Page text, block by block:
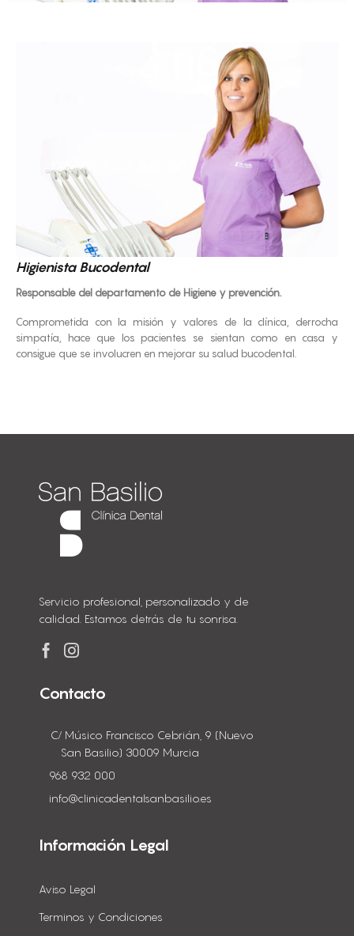
Higienista Bucodental
Responsable del departamento de Higiene y prevención.
Comprometida con la misión y valores de la clínica, derrocha
simpatía, hace que los pacientes se sientan como en casa y
consigue que se involucren en mejorar su salud bucodental.
Servicio profesional, personalizado y de
calidad. Estamos detrás de tu sonrisa.
Contacto
C/ Músico Francisco Cebrián, 9 (Nuevo
San Basilio) 30009 Murcia
968 932 000
info@clinicadentalsanbasilio.es
Información Legal
Aviso Legal
Terminos y Condiciones